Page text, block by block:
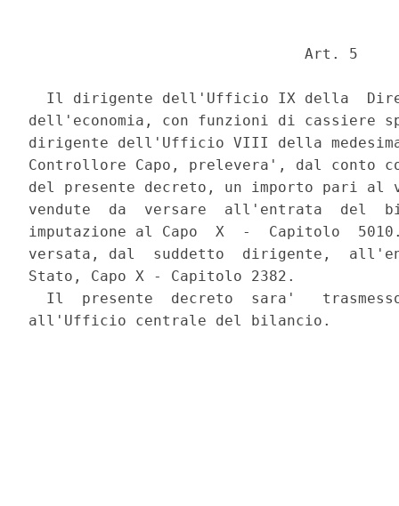
                               Art. 5
Il dirigente dell'Ufficio IX della
dell'economia, con funzioni di cassiere
dirigente dell'Ufficio VIII della
Controllore Capo, prelevera', dal
del presente decreto, un importo pari al
vendute  da  versare  all'entrata  del
imputazione al Capo  X  -  Capitolo
versata, dal  suddetto  dirigente,
Stato, Capo X - Capitolo 2382.
Il  presente  decreto  sara'